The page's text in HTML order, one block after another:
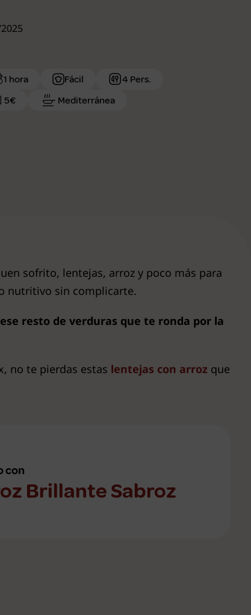
1 hora Fácil
4 Pers.
5€ Mediterránea
sofrito, lentejas, arroz y poco más para
nutritivo sin complicarte.
resto de verduras que te ronda por la
no te pierdas estas lentejas con arroz que
con
Brillante Sabroz